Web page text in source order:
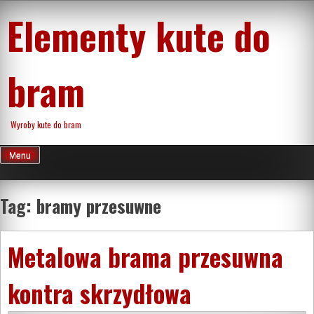
content
Elementy kute do
bram
Wyroby kute do bram
Menu
Tag: bramy przesuwne
Metalowa brama przesuwna
kontra skrzydłowa